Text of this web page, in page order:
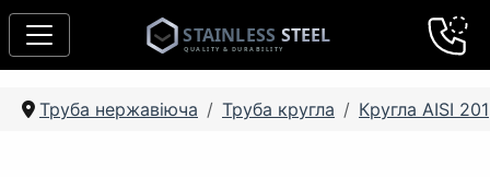
Труба нержавіюча Труба кругла Кругла AISI 201